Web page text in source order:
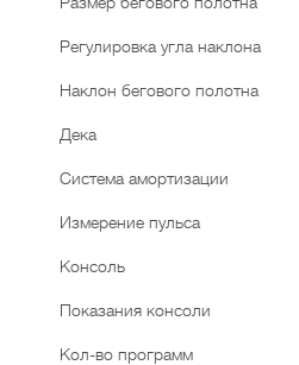
Регулировка угла наклона
Наклон бегового полотна
Дека
Система амортизации
Измерение пульса
Консоль
Показания консоли
Кол-во программ